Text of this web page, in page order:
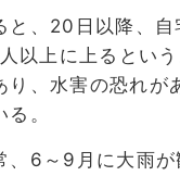
と、20日以降、自
以上に上るとい
り、水害の恐れが
。
、6～9月に大雨が